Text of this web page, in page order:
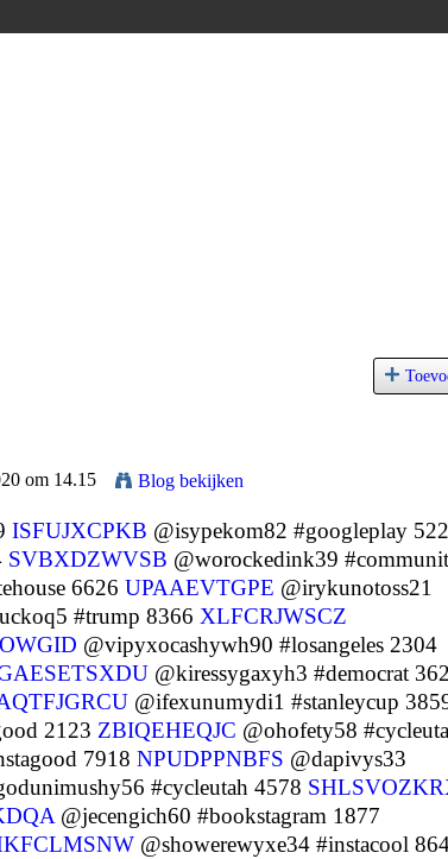
om 14.15 Blog bekijken
ISFUJXCPKB @isypekom82 #googleplay
SVBXDZWVSB @worockedink39
6626 UPAAEVTGPE @irykunotoss21
#trump 8366 XLFCRJWSCZ
@vipyxocashywh90 #losangeles 2304
@kiressygaxyh3 #democrat
@ifexunumydi1 #stanleycup
2123 ZBIQEHEQJC @ohofety58
7918 NPUDPPNBFS @dapivys33
#cycleutah 4578
@jecengich60 #bookstagram 1877
@showerewyxe34 #instacool